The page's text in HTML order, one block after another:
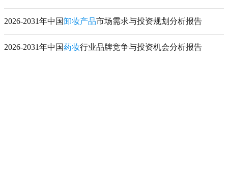
2026-2031年中国卸妆产品市场需求与投资规划分析报告
2026-2031年中国药妆行业品牌竞争与投资机会分析报告